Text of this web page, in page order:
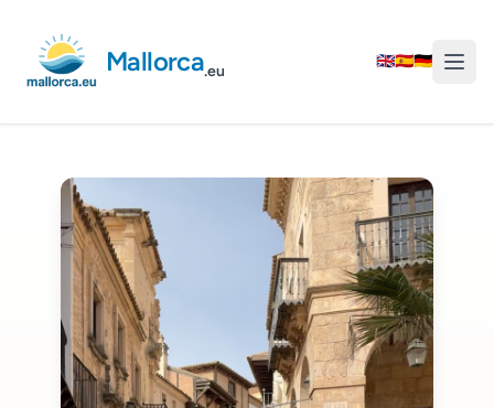
Mallorca.eu
🇬🇧🇪🇸🇩🇪